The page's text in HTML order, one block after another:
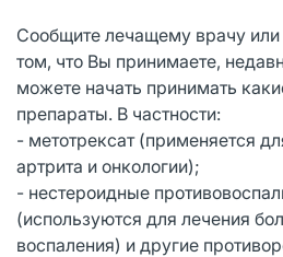
Сообщите лечащему врачу или
том, что Вы принимаете,
можете начать принимать
препараты. В частности:
- метотрексат (применяется
артрита и онкологии);
- нестероидные
(используются для лечения
воспаления) и другие